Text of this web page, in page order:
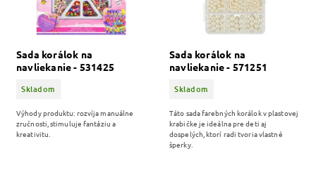
Sada korálok na
navliekanie - 531425
Skladom
Výhody produktu: rozvíja manuálne
zručnosti, stimuluje fantáziu a
kreativitu.
Sada korálok na
navliekanie - 571251
Skladom
Táto sada farebných korálok v plastovej
krabičke je ideálna pre deti aj
dospelých, ktorí radi tvoria vlastné
šperky.